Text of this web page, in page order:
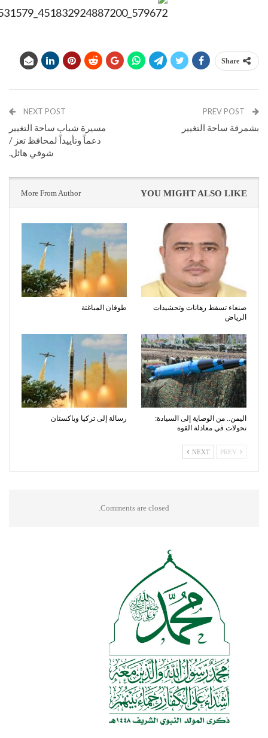
Share
بشمرقة ساحة التغيير
NEXT POST
مسيرة شباب ساحة التغيير
دعماً وتأييداً لمحافظ تعز /
شوقي هائل.
YOU MIGHT ALSO LIKE
More From Author
صنعاء تسقط رهانات وتحشيدات
الرياض
طوفان المباغتة
اليمن.. من الوصاية إلى السيادة:
تحولات في معادلة القوة
رسالة إلى تركيا وباكستان
NEXT
Comments are closed.